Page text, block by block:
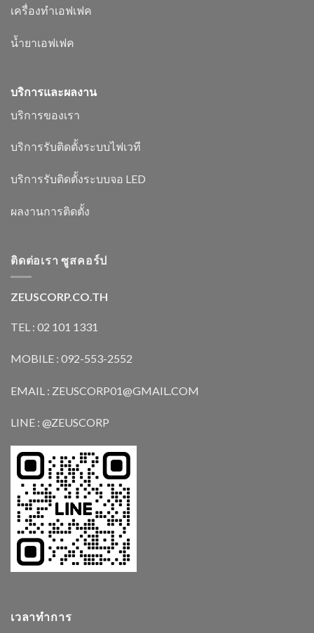
เครื่องทำเอฟเฟค
น้ำยาเอฟเฟค
บริการและผลงาน
บริการของเรา
บริการรับติดตั้งระบบไฟเวที
บริการรับติดตั้งระบบจอ LED
ผลงานการติดตั้ง
ติดต่อเรา ซูสคอร์ป
ZEUSCORP.CO.TH
TEL : 02 101 1331
MOBILE : 092-553-2552
EMAIL : ZEUSCORP01@GMAIL.COM
LINE : @ZEUSCORP
เวลาทำการ